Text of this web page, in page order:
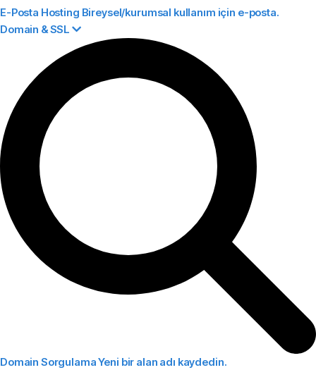
E-Posta Hosting Bireysel/kurumsal kullanım için e-posta.
Domain & SSL
Domain SorgulamaYeni bir alan adı kaydedin.